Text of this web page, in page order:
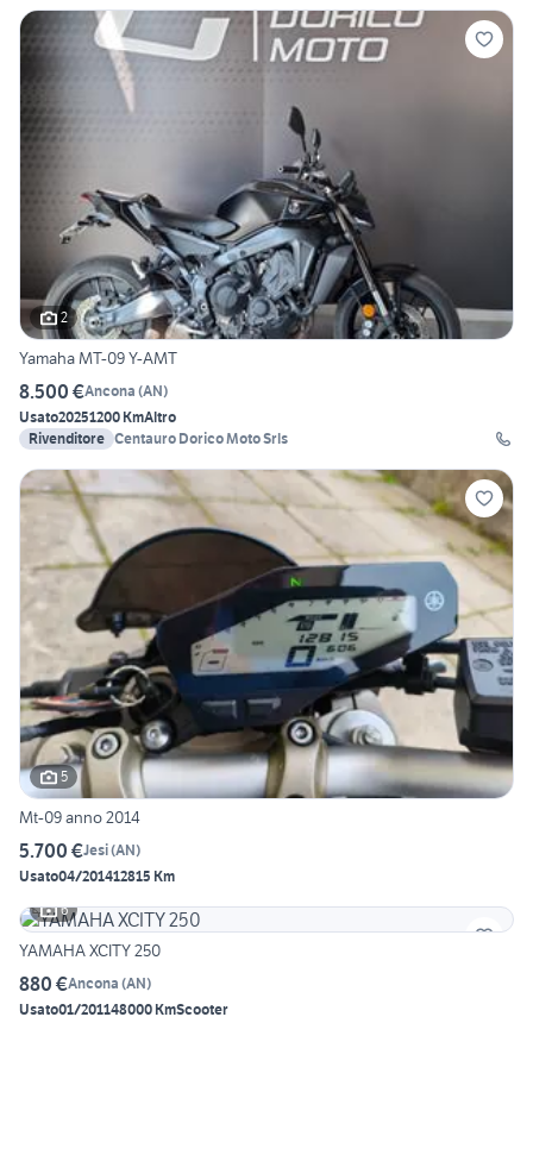
2
Yamaha MT-09 Y-AMT
8.500 €Ancona (AN)
Usato20251200 KmAltro
Rivenditore Centauro Dorico Moto Srls
5
Mt-09 anno 2014
5.700 €Jesi(AN)
Usato04/201412815 Km
6
YAMAHA XCITY 250
880 €Ancona (AN)
Usato01/201148000 KmScooter